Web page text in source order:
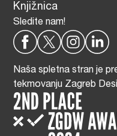
Knjižnica
Sledite nam!
Naša spletna stran je
tekmovanju Zagreb